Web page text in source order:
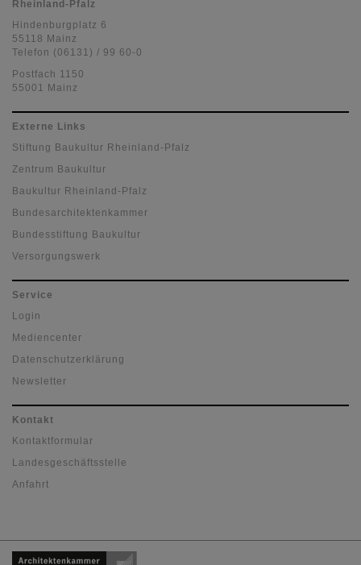
Rheinland-Pfalz
Hindenburgplatz 6
55118 Mainz
Telefon (06131) / 99 60-0
Postfach 1150
55001 Mainz
Externe Links
Stiftung Baukultur Rheinland-Pfalz
Zentrum Baukultur
Baukultur Rheinland-Pfalz
Bundesarchitektenkammer
Bundesstiftung Baukultur
Versorgungswerk
Service
Login
Mediencenter
Datenschutzerklärung
Newsletter
Kontakt
Kontaktformular
Landesgeschäftsstelle
Anfahrt